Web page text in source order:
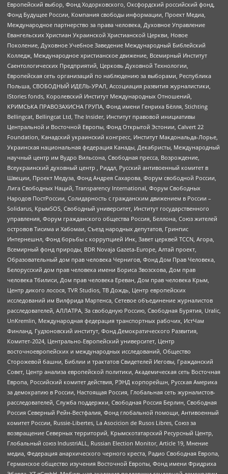
Европейский выбор, Фонд Ходорковского, Оксфордский российский фонд,
Фонд Будущее России, Компания свободы информации, Проект Медиа,
Международное партнерство за права человека, Духовное Управление
Евангельских Христиан Украинской Христианской Церкви, Новое
Поколение, Духовное Учебное Заведение Международный Библейский
Колледж, Международное христианское движение, Всемирный Институт
Саентологических Предприятий, Церковь Духовной Технологии,
Европейская сеть организаций по наблюдению за выборами, Республика
Польша, СВОБОДНЫЙ ИДЕЛЬ-УРАЛ, Ассоциация развития журналистики,
IStories fonds, Королевский Институт Международных Отношений,
КРИМСЬКА ПРАВОЗАХИСНА ГРУПА, Фонд имени Генриха Бёлля, Stichting
Bellingcat, Bellingcat Ltd, The Insider, Институт правовой инициативы
Центральной и Восточной Европы, Фонд Открытой Эстонии, Calvert 22
Foundation, Канадский украинский конгресс, Институт Макдональда-Лорье,
Украинская национальная федерация Канады, Декабристы, Международный
научный центр им Вудро Вильсона, Свободная пресса, Возрождение,
Всеукраинский духовный центр , Риддл, Русский антивоенный комитет в
Швеции, Проект Медуза, Фонд Андрея Сахарова, Форум свободной России,
Лига Свободных Наций, Transparеncy International, Форум Свободных
Народов ПостРоссии, Солидарность с гражданским движением в России –
Solidarus, КрымSOS, Свободный университет, Институт государственного
управления, Форум гражданского общества Россия, Беллона, Союз жителей
островов Тисима и Хабомаи, Съезд народных депутатов, Гринпис
Интернешнл, Фонд борьбы с коррупцией Инк, Завет церквей TCCN, Агора,
Всемирный фонд природы, BDR Novaja Gazeta-Europe, Алтай проект,
Образовательный дом прав человека Чернигов, Фонд Дом Прав Человека,
Белорусский дом прав человека имени Бориса Звозскова, Дом прав
человека Тбилиси, Дом прав человека Ереван, Дом прав человека Крым,
Центр дикого лосося, TVR Studios, ТВ Дождь, Центр европейских
исследований им Вилфрида Мартенса, Сетевое объединение журналистов
расследователей, АЛЛАТРА, За свободную Россию, Свободная Бурятия, Uralic,
UnKremlin, Международная федерация транспортных рабочих, ИстЧам
Финланд, Гудзоновский институт, Фонд Демократического Развития,
Комитет-2024, Центрально-Европейский университет, Центр
восточноевропейских и международных исследований, Общество
Сторожевой башни, Библии и трактатов Свидетелей Иеговы, Гражданский
Совет, Центр анализа европейской политики, Академическая сеть Восточная
Европа, Российский комитет действия, РЭНД корпорейшн, Русская Америка
за демократию в России, Настоящая Россия, Глобальная сеть журналистов-
расследователей, Служба поддержки, Свободная Россия Берлин, Свободная
Россия Северный Рейн-Вестфалия, Фонд глобальной помощи, Антивоенный
комитет России, Russie-Libertes, La Asocicion de Rusos Libres, Союз за
возвращение Северных территорий, Крымскотатарский Ресурсный Центр,
Глобальный союз IndustriALL, Russian Election Monitor, Article 19, Мнение
медиа, Федерация анархического черного креста, Радио Свободная Европа,
Германское общество изучения Восточной Европы, Фонд имени Фридриха